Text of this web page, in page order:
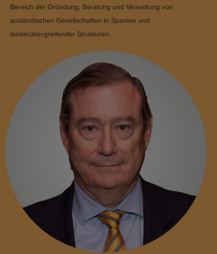
Bereich der Gründung, Beratung und Verwaltung von
ausländischen Gesellschaften in Spanien und
länderübergreifender Strukturen.